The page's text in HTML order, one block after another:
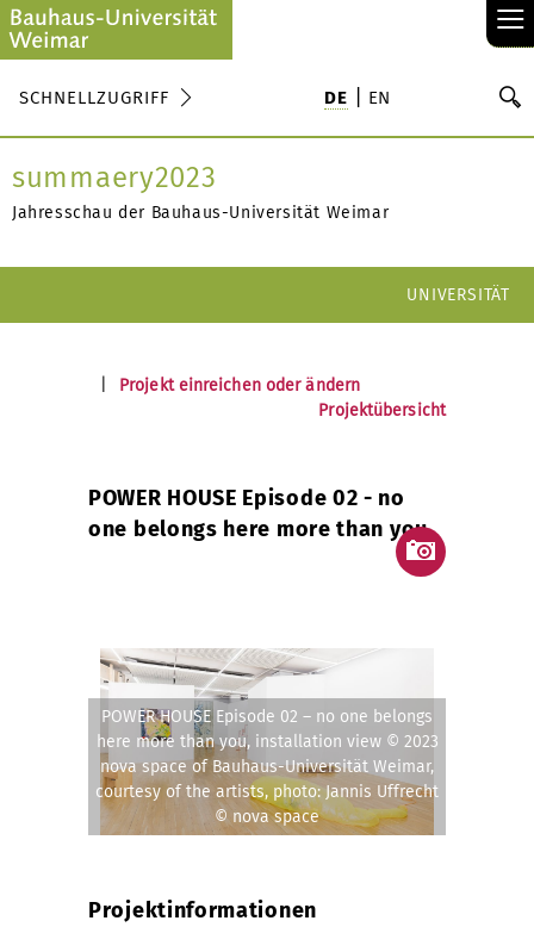
≡
SCHNELLZUGRIFF DE EN
summaery2023
Jahresschau der Bauhaus-Universität Weimar
UNIVERSITÄT
Projekt einreichen oder ändern
Projektübersicht
POWER HOUSE Episode 02 - no
one belongs here more than you
POWER HOUSE Episode 02 – no one belongs
here more than you, installation view © 2023
nova space of Bauhaus-Universität Weimar,
courtesy of the artists, photo: Jannis Uffrecht
© nova space
Projektinformationen